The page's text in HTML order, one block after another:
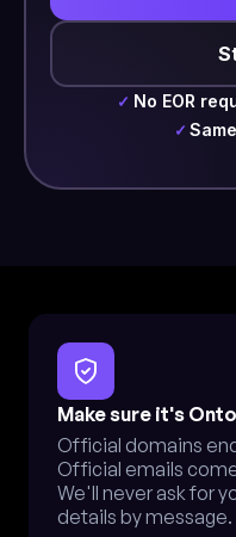
✓ No EOR
✓
Make sure it's
Official domains
Official emails
We'll never ask for
details by message.